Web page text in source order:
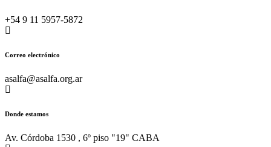
+54 9 11 5957-5872
Correo electrónico
asalfa@asalfa.org.ar
Donde estamos
Av. Córdoba 1530 , 6º piso "19" CABA